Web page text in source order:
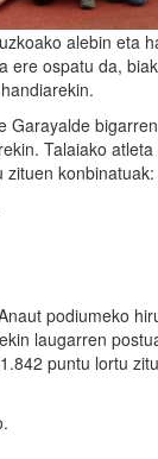
alebin eta
ere ospatu da,
Garayalde
Talaiako
zituen konbinatuak:
podiumeko
laugarren
puntu lortu